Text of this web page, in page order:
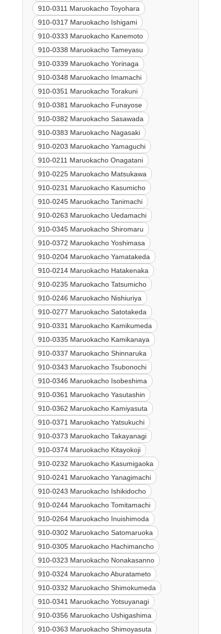
910-0311 Maruokacho Toyohara
910-0317 Maruokacho Ishigami
910-0333 Maruokacho Kanemoto
910-0338 Maruokacho Tameyasu
910-0339 Maruokacho Yorinaga
910-0348 Maruokacho Imamachi
910-0351 Maruokacho Torakuni
910-0381 Maruokacho Funayose
910-0382 Maruokacho Sasawada
910-0383 Maruokacho Nagasaki
910-0203 Maruokacho Yamaguchi
910-0211 Maruokacho Onagatani
910-0225 Maruokacho Matsukawa
910-0231 Maruokacho Kasumicho
910-0245 Maruokacho Tanimachi
910-0263 Maruokacho Uedamachi
910-0345 Maruokacho Shiromaru
910-0372 Maruokacho Yoshimasa
910-0204 Maruokacho Yamatakeda
910-0214 Maruokacho Hatakenaka
910-0235 Maruokacho Tatsumicho
910-0246 Maruokacho Nishiuriya
910-0277 Maruokacho Satotakeda
910-0331 Maruokacho Kamikumeda
910-0335 Maruokacho Kamikanaya
910-0337 Maruokacho Shinnaruka
910-0343 Maruokacho Tsubonochi
910-0346 Maruokacho Isobeshima
910-0361 Maruokacho Yasutashin
910-0362 Maruokacho Kamiyasuta
910-0371 Maruokacho Yatsukuchi
910-0373 Maruokacho Takayanagi
910-0374 Maruokacho Kitayokoji
910-0232 Maruokacho Kasumigaoka
910-0241 Maruokacho Yanagimachi
910-0243 Maruokacho Ishikidocho
910-0244 Maruokacho Tomitamachi
910-0264 Maruokacho Inuishimoda
910-0302 Maruokacho Satomaruoka
910-0305 Maruokacho Hachimancho
910-0323 Maruokacho Nonakasanno
910-0324 Maruokacho Aburatameto
910-0332 Maruokacho Shimokumeda
910-0341 Maruokacho Yotsuyanagi
910-0356 Maruokacho Ushigashima
910-0363 Maruokacho Shimoyasuta